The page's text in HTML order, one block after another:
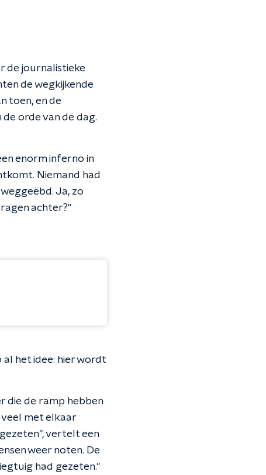
de journalistieke
de wegkijkende
toen, en de
orde van de dag.
enorm inferno in
Niemand had
Ja, zo
achter?"
het idee: hier wordt
die de ramp hebben
met elkaar
vertelt een
weer noten. De
had gezeten."